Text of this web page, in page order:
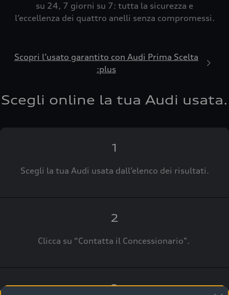
su 24, 7 giorni su 7: tutta la sicurezza e
l’eccellenza dei quattro anelli senza compromessi.
Scopri l’usato garantito con Audi Prima Scelta
:plus
Scegli online la tua Audi usata.
1
Scegli la tua Audi usata dall’elenco dei risultati.
2
Clicca su “Contatta il Concessionario".
3